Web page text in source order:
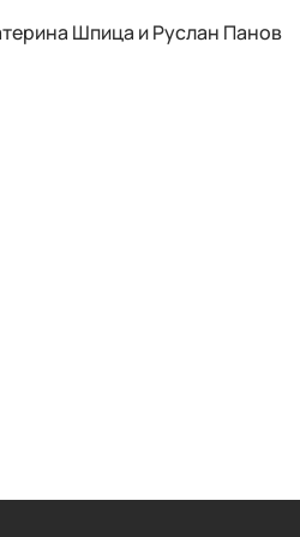
Шпица и Руслан Панов